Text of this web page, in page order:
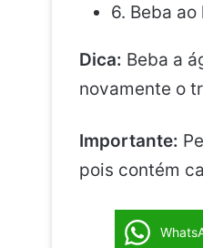
6. Beba
Dica: Beba a
novamente o
Importante:
pois contém